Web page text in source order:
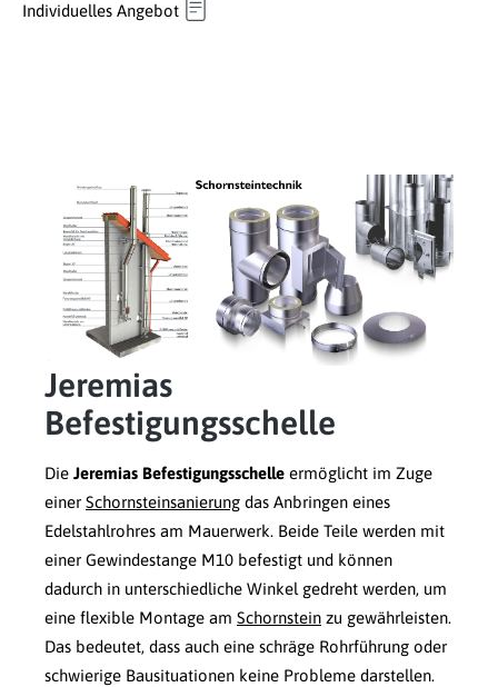
Individuelles Angebot
Jeremias
Befestigungsschelle
Die Jeremias Befestigungsschelle ermöglicht im Zuge
einer Schornsteinsanierung das Anbringen eines
Edelstahlrohres am Mauerwerk. Beide Teile werden mit
einer Gewindestange M10 befestigt und können
dadurch in unterschiedliche Winkel gedreht werden, um
eine flexible Montage am Schornstein zu gewährleisten.
Das bedeutet, dass auch eine schräge Rohrführung oder
schwierige Bausituationen keine Probleme darstellen.